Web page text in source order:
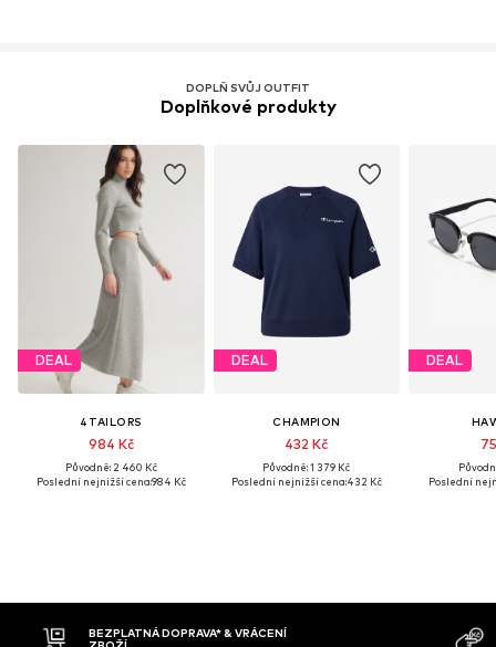
DOPLŇ SVŮJ OUTFIT
Doplňkové produkty
DEAL
4TAILORS
984 Kč
Původně: 2 460 Kč
Poslední nejnižší cena:984 Kč
DEAL
CHAMPION
432 Kč
Původně: 1 379 Kč
Poslední nejnižší cena:432 Kč
DEAL
Poslední
DOBÍRKA
MOŽNOST